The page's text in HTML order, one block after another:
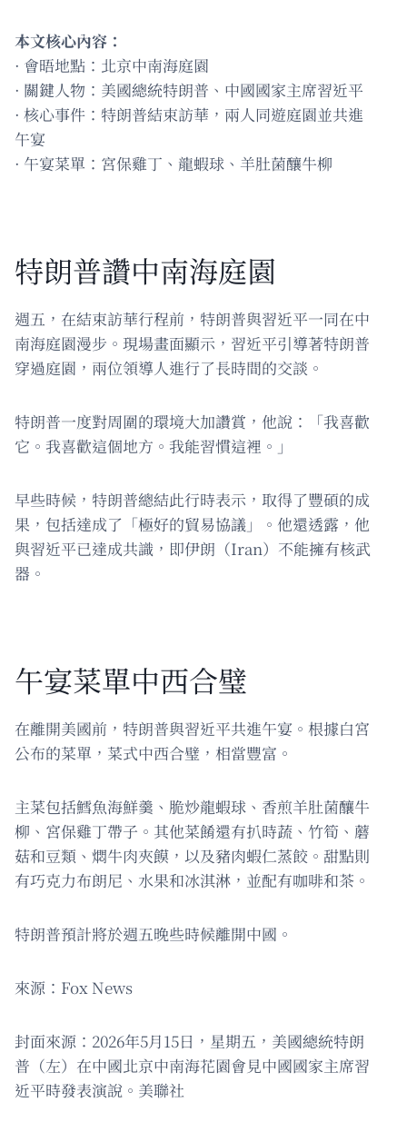
本文核心內容：
· 會晤地點：北京中南海庭園
· 關鍵人物：美國總統特朗普、中國國家主席習近平
· 核心事件：特朗普結束訪華，兩人同遊庭園並共進
午宴
· 午宴菜單：宮保雞丁、龍蝦球、羊肚菌釀牛柳
特朗普讚中南海庭園
週五，在結束訪華行程前，特朗普與習近平一同在中
南海庭園漫步。現場畫面顯示，習近平引導著特朗普
穿過庭園，兩位領導人進行了長時間的交談。
特朗普一度對周圍的環境大加讚賞，他說：「我喜歡
它。我喜歡這個地方。我能習慣這裡。」
早些時候，特朗普總結此行時表示，取得了豐碩的成
果，包括達成了「極好的貿易協議」。他還透露，他
與習近平已達成共識，即伊朗（Iran）不能擁有核武
器。
午宴菜單中西合璧
在離開美國前，特朗普與習近平共進午宴。根據白宮
公布的菜單，菜式中西合璧，相當豐富。
主菜包括鱈魚海鮮羹、脆炒龍蝦球、香煎羊肚菌釀牛
柳、宮保雞丁帶子。其他菜餚還有扒時蔬、竹筍、蘑
菇和豆類、燜牛肉夾饃，以及豬肉蝦仁蒸餃。甜點則
有巧克力布朗尼、水果和冰淇淋，並配有咖啡和茶。
特朗普預計將於週五晚些時候離開中國。
來源：Fox News
封面來源：2026年5月15日，星期五，美國總統特朗
普（左）在中國北京中南海花園會見中國國家主席習
近平時發表演說。美聯社